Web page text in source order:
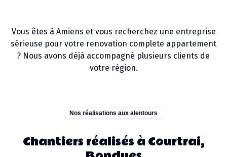
Vous êtes à Amiens et vous recherchez une entreprise
sérieuse pour votre renovation complete appartement
? Nous avons déjà accompagné plusieurs clients de
votre région.
Nos réalisations aux alentours
Chantiers réalisés à Courtrai,